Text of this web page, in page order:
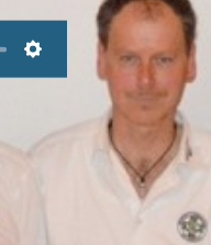
Settings